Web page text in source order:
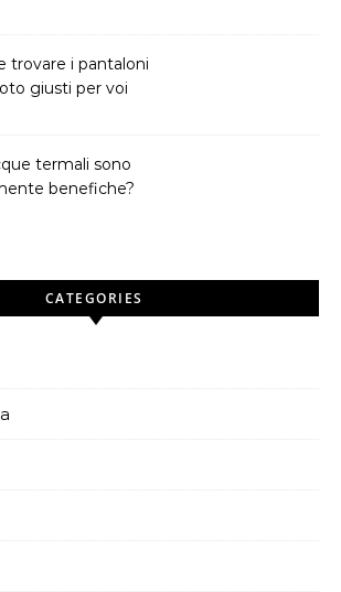
trovare i pantaloni
giusti per voi
termali sono
benefiche?
CATEGORIES